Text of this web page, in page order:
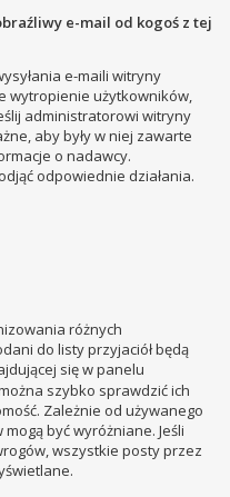
e-mail od kogoś z tej
e-maili witryny
wytropienie użytkowników,
administratorowi witryny
aby były w niej zawarte
o nadawcy.
odpowiednie działania.
różnych
do listy przyjaciół będą
się w panelu
szybko sprawdzić ich
Zależnie od używanego
być wyróżniane. Jeśli
wszystkie posty przez